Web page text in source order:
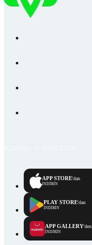
APP STORE'dan
İNDİRİN
PLAY STORE'dan
İNDİRİN
APP GALLERY'den
İNDİRİN